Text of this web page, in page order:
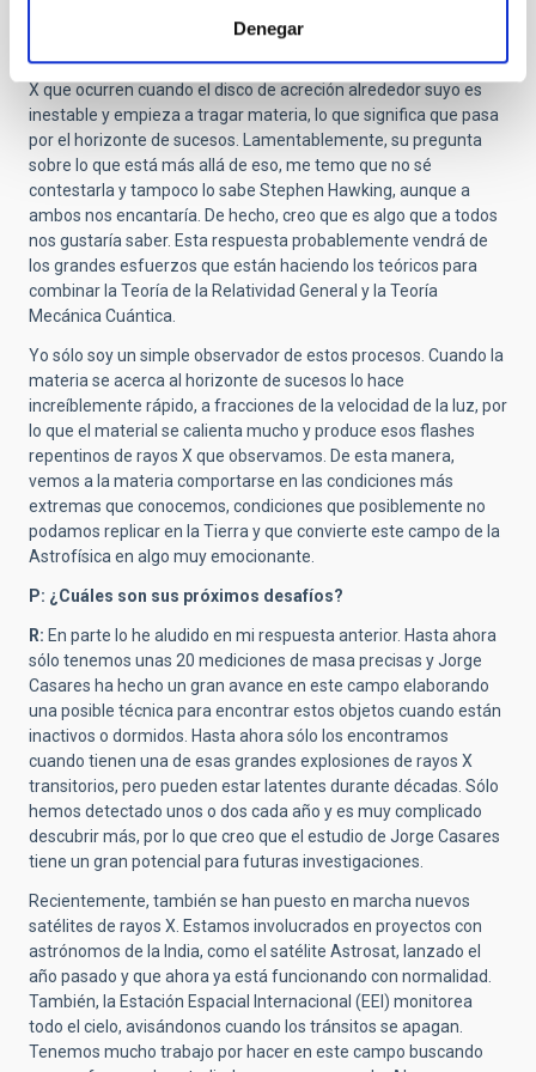
Denegar
Al encontrar agujeros negros, estamos observando procesos
muy energéticos, detectados a través de explosiones de rayos
X que ocurren cuando el disco de acreción alrededor suyo es
inestable y empieza a tragar materia, lo que significa que pasa
por el horizonte de sucesos. Lamentablemente, su pregunta
sobre lo que está más allá de eso, me temo que no sé
contestarla y tampoco lo sabe Stephen Hawking, aunque a
ambos nos encantaría. De hecho, creo que es algo que a todos
nos gustaría saber. Esta respuesta probablemente vendrá de
los grandes esfuerzos que están haciendo los teóricos para
combinar la Teoría de la Relatividad General y la Teoría
Mecánica Cuántica.
Yo sólo soy un simple observador de estos procesos. Cuando la
materia se acerca al horizonte de sucesos lo hace
increíblemente rápido, a fracciones de la velocidad de la luz, por
lo que el material se calienta mucho y produce esos flashes
repentinos de rayos X que observamos. De esta manera,
vemos a la materia comportarse en las condiciones más
extremas que conocemos, condiciones que posiblemente no
podamos replicar en la Tierra y que convierte este campo de la
Astrofísica en algo muy emocionante.
P: ¿Cuáles son sus próximos desafíos?
R: En parte lo he aludido en mi respuesta anterior. Hasta ahora
sólo tenemos unas 20 mediciones de masa precisas y Jorge
Casares ha hecho un gran avance en este campo elaborando
una posible técnica para encontrar estos objetos cuando están
inactivos o dormidos. Hasta ahora sólo los encontramos
cuando tienen una de esas grandes explosiones de rayos X
transitorios, pero pueden estar latentes durante décadas. Sólo
hemos detectado unos o dos cada año y es muy complicado
descubrir más, por lo que creo que el estudio de Jorge Casares
tiene un gran potencial para futuras investigaciones.
Recientemente, también se han puesto en marcha nuevos
satélites de rayos X. Estamos involucrados en proyectos con
astrónomos de la India, como el satélite Astrosat, lanzado el
año pasado y que ahora ya está funcionando con normalidad.
También, la Estación Espacial Internacional (EEI) monitorea
todo el cielo, avisándonos cuando los tránsitos se apagan.
Tenemos mucho trabajo por hacer en este campo buscando